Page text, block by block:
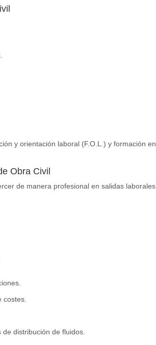
y orientación laboral (F.O.L.) y formación en
Obra Civil
de manera profesional en salidas laborales
costes.
distribución de fluidos.